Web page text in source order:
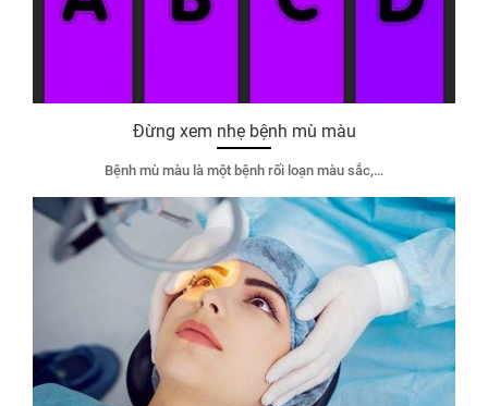
Đừng xem nhẹ bệnh mù màu
Bệnh mù màu là một bệnh rối loạn màu sắc,…